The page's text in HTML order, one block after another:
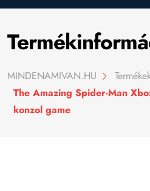
MINDENAMIVAN.HU
The Amazing Spider-Man
konzol game